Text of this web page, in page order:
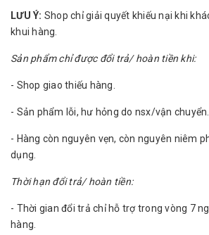
LƯU Ý: Shop chỉ giải quyết khiếu nại khi
khui hàng.
Sản phẩm chỉ được đổi trả/ hoàn tiền khi:
- Shop giao thiếu hàng.
- Sản phẩm lỗi, hư hỏng do nsx/vận chuyển.
- Hàng còn nguyên vẹn, còn nguyên niêm
dụng.
Thời hạn đổi trả/ hoàn tiền:
- Thời gian đổi trả chỉ hỗ trợ trong vòng 7
hàng.